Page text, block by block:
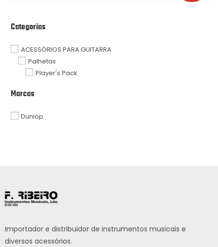
Categorias
ACESSÓRIOS PARA GUITARRA
Palhetas
Player's Pack
Marcas
Dunlop
Importador e distribuidor de instrumentos musicais e
diversos acessórios.